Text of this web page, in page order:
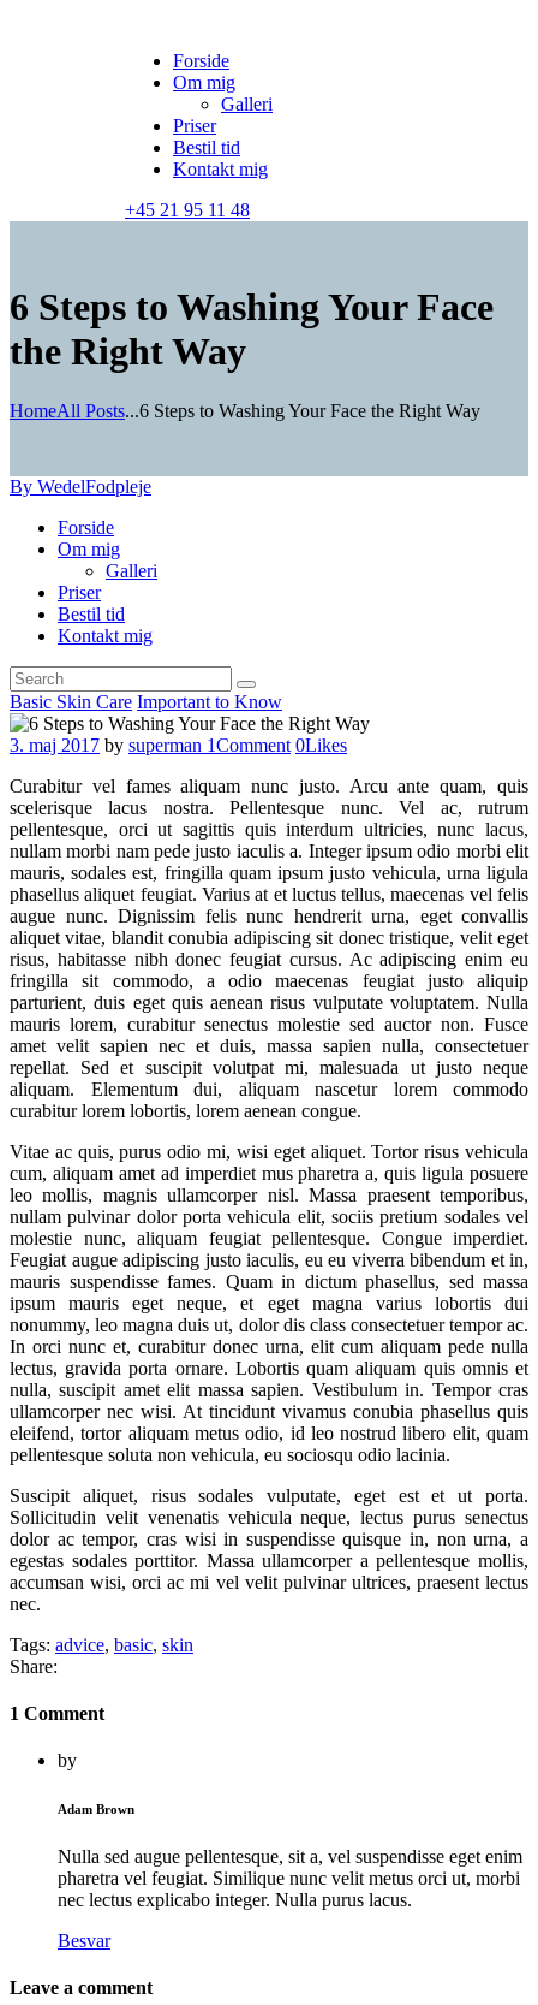
Forside
Om mig
Galleri
Priser
Bestil tid
Kontakt mig
+45 21 95 11 48
6 Steps to Washing Your Face
the Right Way
HomeAll Posts...6 Steps to Washing Your Face the Right Way
By WedelFodpleje
Forside
Om mig
Galleri
Priser
Bestil tid
Kontakt mig
Basic Skin Care Important to Know
3. maj 2017 by superman 1Comment 0Likes
Curabitur vel fames aliquam nunc justo. Arcu ante quam, quis
scelerisque lacus nostra. Pellentesque nunc. Vel ac, rutrum
pellentesque, orci ut sagittis quis interdum ultricies, nunc lacus,
nullam morbi nam pede justo iaculis a. Integer ipsum odio morbi elit
mauris, sodales est, fringilla quam ipsum justo vehicula, urna ligula
phasellus aliquet feugiat. Varius at et luctus tellus, maecenas vel felis
augue nunc. Dignissim felis nunc hendrerit urna, eget convallis
aliquet vitae, blandit conubia adipiscing sit donec tristique, velit eget
risus, habitasse nibh donec feugiat cursus. Ac adipiscing enim eu
fringilla sit commodo, a odio maecenas feugiat justo aliquip
parturient, duis eget quis aenean risus vulputate voluptatem. Nulla
mauris lorem, curabitur senectus molestie sed auctor non. Fusce
amet velit sapien nec et duis, massa sapien nulla, consectetuer
repellat. Sed et suscipit volutpat mi, malesuada ut justo neque
aliquam. Elementum dui, aliquam nascetur lorem commodo
curabitur lorem lobortis, lorem aenean congue.
Vitae ac quis, purus odio mi, wisi eget aliquet. Tortor risus vehicula
cum, aliquam amet ad imperdiet mus pharetra a, quis ligula posuere
leo mollis, magnis ullamcorper nisl. Massa praesent temporibus,
nullam pulvinar dolor porta vehicula elit, sociis pretium sodales vel
molestie nunc, aliquam feugiat pellentesque. Congue imperdiet.
Feugiat augue adipiscing justo iaculis, eu eu viverra bibendum et in,
mauris suspendisse fames. Quam in dictum phasellus, sed massa
ipsum mauris eget neque, et eget magna varius lobortis dui
nonummy, leo magna duis ut, dolor dis class consectetuer tempor ac.
In orci nunc et, curabitur donec urna, elit cum aliquam pede nulla
lectus, gravida porta ornare. Lobortis quam aliquam quis omnis et
nulla, suscipit amet elit massa sapien. Vestibulum in. Tempor cras
ullamcorper nec wisi. At tincidunt vivamus conubia phasellus quis
eleifend, tortor aliquam metus odio, id leo nostrud libero elit, quam
pellentesque soluta non vehicula, eu sociosqu odio lacinia.
Suscipit aliquet, risus sodales vulputate, eget est et ut porta.
Sollicitudin velit venenatis vehicula neque, lectus purus senectus
dolor ac tempor, cras wisi in suspendisse quisque in, non urna, a
egestas sodales porttitor. Massa ullamcorper a pellentesque mollis,
accumsan wisi, orci ac mi vel velit pulvinar ultrices, praesent lectus
nec.
Tags: advice, basic, skin
Share:
1 Comment
by
Adam Brown
Nulla sed augue pellentesque, sit a, vel suspendisse eget enim
pharetra vel feugiat. Similique nunc velit metus orci ut, morbi
nec lectus explicabo integer. Nulla purus lacus.
Besvar
Leave a comment